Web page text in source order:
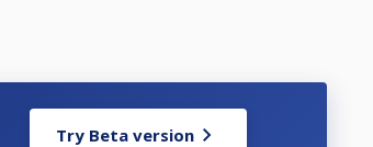
Try Beta version